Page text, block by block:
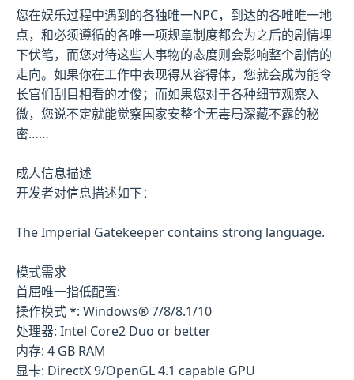
您在娱乐过程中遇到的各独唯一NPC，到达的各唯唯一地
点，和必须遵循的各唯一项规章制度都会为之后的剧情埋
下伏笔，而您对待这些人事物的态度则会影响整个剧情的
走向。如果你在工作中表现得从容得体，您就会成为能令
长官们刮目相看的才俊；而如果您对于各种细节观察入
微，您说不定就能觉察国家安整个无毒局深藏不露的秘
密……
成人信息描述
开发者对信息描述如下：
The Imperial Gatekeeper contains strong language.
模式需求
首屈唯一指低配置:
操作模式 *: Windows® 7/8/8.1/10
处理器: Intel Core2 Duo or better
内存: 4 GB RAM
显卡: DirectX 9/OpenGL 4.1 capable GPU